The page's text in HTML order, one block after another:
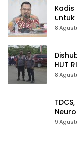
Kadis
untuk
8
HUT
8
9